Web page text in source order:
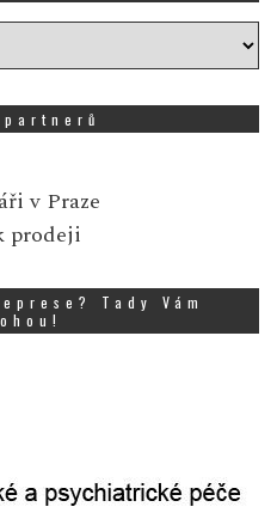
partnerů
v Praze
prodeji
Tady Vám